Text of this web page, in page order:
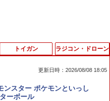
・サニー号 ワノ国編Ver. プラ
ンピース』（再販）[BANDA
更新日時：2026/08/08 18:05
ンスター ポケモンといっし
ーボール
トイガン ラジコン・ドローン